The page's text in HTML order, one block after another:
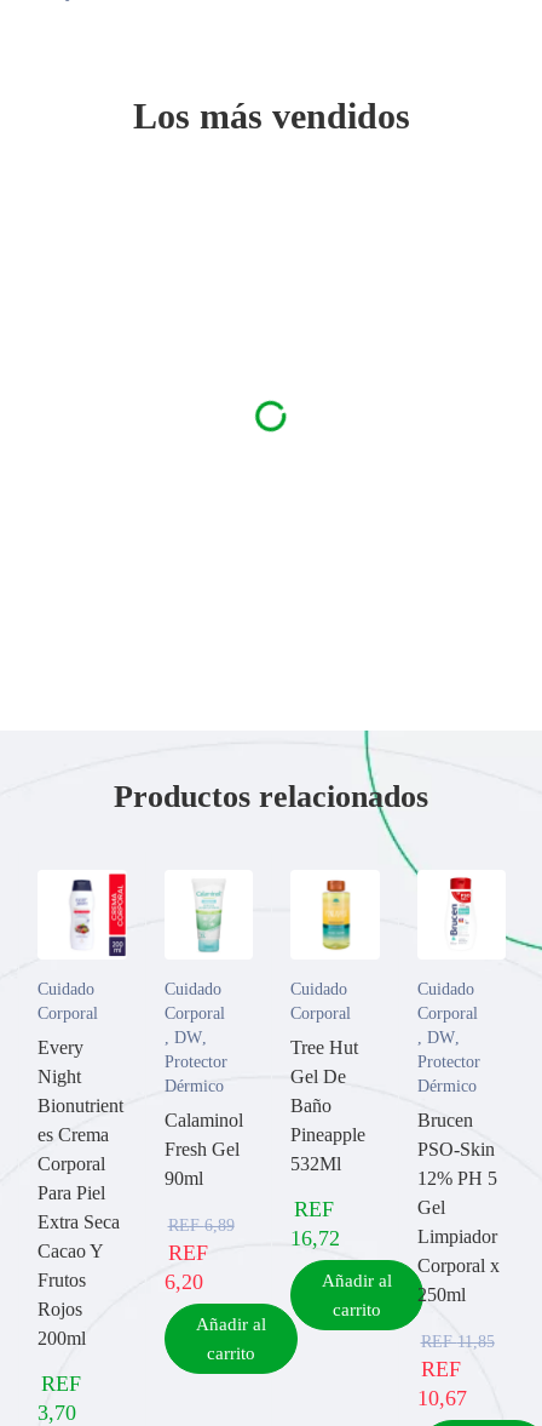
Los más vendidos
Productos relacionados
Cuidado
Corporal
Every
Night
Bionutrient
es Crema
Corporal
Para Piel
Extra Seca
Cacao Y
Frutos
Rojos
200ml
REF
3,70
Cuidado
Corporal
DW,
Protector
Dérmico
Calaminol
Fresh Gel
90ml
REF6,89
REF
6,20
Añadir al
carrito
Cuidado
Corporal
Tree Hut
Gel De
Baño
Pineapple
532Ml
REF
16,72
Añadir al
carrito
Cuidado
Corporal
DW,
Protector
Dérmico
Brucen
PSO-Skin
12% PH 5
Gel
Limpiador
Corporal x
250ml
REF11,85
REF
10,67